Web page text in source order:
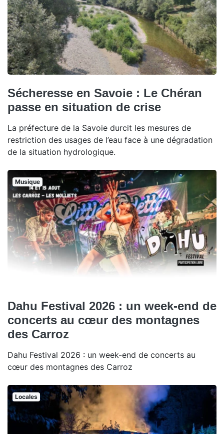
Sécheresse en Savoie : Le Chéran
passe en situation de crise
La préfecture de la Savoie durcit les mesures de
restriction des usages de l’eau face à une dégradation
de la situation hydrologique.
Musique
Dahu Festival 2026 : un week-end de
concerts au cœur des montagnes
des Carroz
Dahu Festival 2026 : un week-end de concerts au
cœur des montagnes des Carroz
Locales